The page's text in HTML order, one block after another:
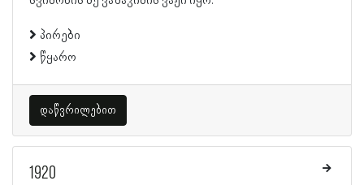
პირები
წყარო
დაწვრილებით
1920